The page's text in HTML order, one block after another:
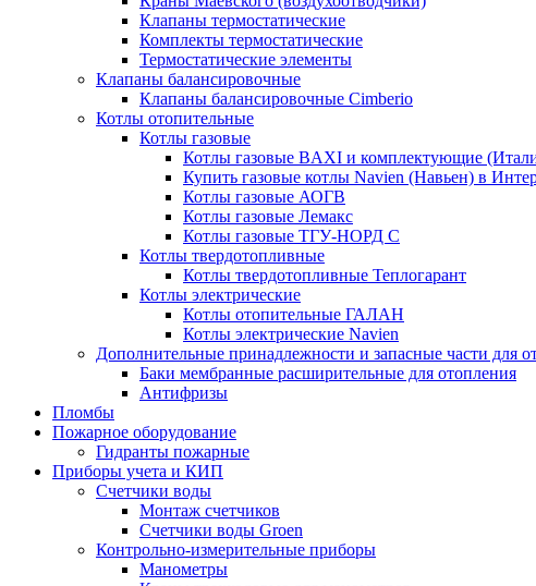
Клапаны термостатические
Комплекты термостатические
Термостатические элементы
Клапаны балансировочные
Клапаны балансировочные Cimberio
Котлы отопительные
Котлы газовые
Котлы газовые BAXI и комплектующие
Купить газовые котлы Navien (Навьен) в
Котлы газовые АОГВ
Котлы газовые Лемакс
Котлы газовые ТГУ-НОРД С
Котлы твердотопливные
Котлы твердотопливные Теплогарант
Котлы электрические
Котлы отопительные ГАЛАН
Котлы электрические Navien
Дополнительные принадлежности и запасные части для
Баки мембранные расширительные для отопления
Антифризы
Пломбы
Пожарное оборудование
Гидранты пожарные
Приборы учета и КИП
Счетчики воды
Монтаж счетчиков
Счетчики воды Groen
Контрольно-измерительные приборы
Манометры